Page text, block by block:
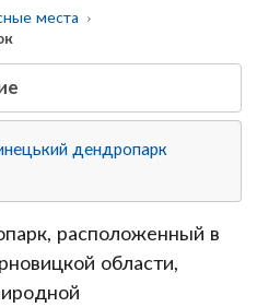
места
дендропарк
расположенный в
области,